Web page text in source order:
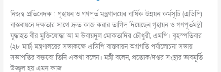
নিজস্ব প্রতিবেদক : গৃহায়ন ও গণপূর্ত মন্ত্রণালয়ের বার্ষিক উন্নয়ন কর্মসূচি (এডিপি)
বাস্তবায়নে দক্ষতার সাথে দ্রুত কাজ করার তাগিদ দিয়েছেন গৃহায়ন ও গণপূর্তমন্ত্রী
যুদ্ধাহত বীর মুক্তিযোদ্ধা আ ম উবায়দুল মোকতাদির চৌধুরী, এমপি। বৃহস্পতিবার
(২৮ মার্চ) মন্ত্রণালয়ের সভাকক্ষে এডিপি বাস্তবায়ন অগ্রগতি পর্যালোচনা সভায়
সভাপতির বক্তব্যে তিনি একথা বলেন। মন্ত্রী বলেন, প্রত্যেক/দপ্তর সংস্থার ভাবমূর্তি
উজ্জ্বল হয় এমন কাজ